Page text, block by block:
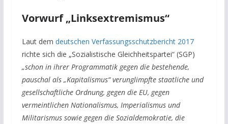
Vorwurf „Linksextremismus“
Laut dem deutschen Verfassungsschutzbericht 2017
richte sich die „Sozialistische Gleichheitspartei“ (SGP)
„schon in ihrer Programmatik gegen die bestehende,
pauschal als „Kapitalismus“ verunglimpfte staatliche und
gesellschaftliche Ordnung, gegen die EU, gegen
vermeintlichen Nationalismus, Imperialismus und
Militarismus sowie gegen die Sozialdemokratie, die